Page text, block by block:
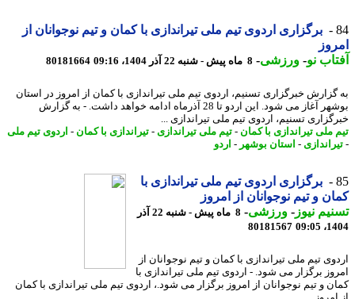
برگزاری اردوی تیم ملی تیراندازی با کمان و تیم نوجوانان از
نو- ورزشی-8 ماه پیش - شنبه 22 آذر 1404، 09:16 80181664
خبرگزاری تسنیم، اردوی تیم ملی تیراندازی با کمان از امروز در استان
بوشهر آغاز می شود. این اردو تا 28 آذرماه ادامه خواهد داشت. - به گزارش
تسنیم، اردوی تیم ملی تیراندازی ...
ملی تیراندازی با کمان-تیم ملی تیراندازی- تیراندازی با کمان-اردوی تیم ملی
- استان بوشهر-اردو
برگزاری اردوی تیم ملی تیراندازی با
و تیم نوجوانان از امروز
نیوز-ورزشی-
8 ماه پیش - شنبه 22 آذر
80181567
تیم ملی تیراندازی با کمان و تیم نوجوانان از
برگزار می شود. - اردوی تیم ملی تیراندازی با
و تیم نوجوانان از امروز برگزار می شود.، اردوی تیم ملی تیراندازی با کمان